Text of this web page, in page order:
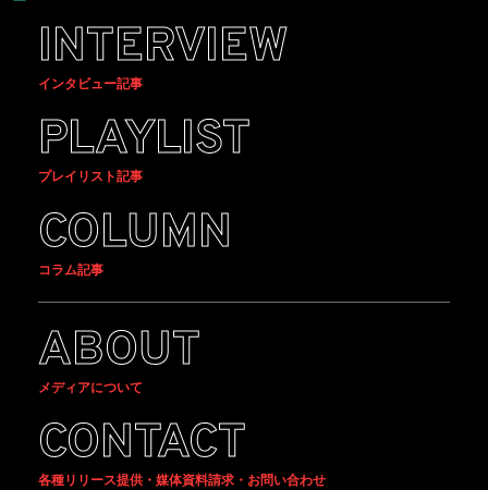
INTERVIEW
インタビュー記事
PLAYLIST
プレイリスト記事
COLUMN
コラム記事
ABOUT
メディアについて
CONTACT
各種リリース提供・媒体資料請求・お問い合わせ